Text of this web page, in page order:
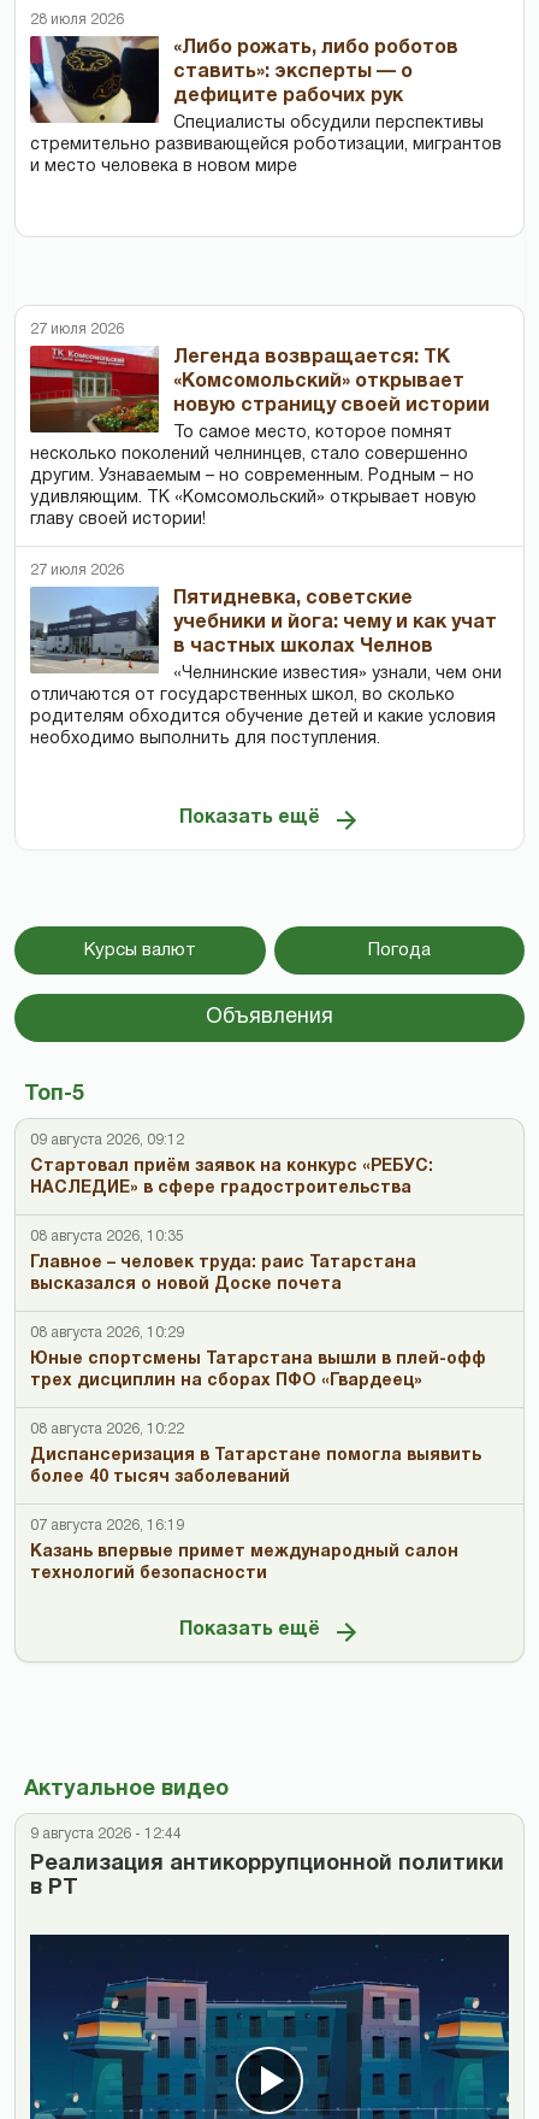
28 июля 2026
«Либо рожать, либо роботов
ставить»: эксперты — о
дефиците рабочих рук
Специалисты обсудили перспективы
стремительно развивающейся роботизации, мигрантов
и место человека в новом мире
27 июля 2026
Легенда возвращается: ТК
«Комсомольский» открывает
новую страницу своей истории
То самое место, которое помнят
несколько поколений челнинцев, стало совершенно
другим. Узнаваемым – но современным. Родным – но
удивляющим. ТК «Комсомольский» открывает новую
главу своей истории!
27 июля 2026
Пятидневка, советские
учебники и йога: чему и как учат
в частных школах Челнов
«Челнинские известия» узнали, чем они
отличаются от государственных школ, во сколько
родителям обходится обучение детей и какие условия
необходимо выполнить для поступления.
Показать ещё
Курсы валют Погода
Объявления
Топ-5
09 августа 2026, 09:12
Стартовал приём заявок на конкурс «РЕБУС:
НАСЛЕДИЕ» в сфере градостроительства
08 августа 2026, 10:35
Главное – человек труда: раис Татарстана
высказался о новой Доске почета
08 августа 2026, 10:29
Юные спортсмены Татарстана вышли в плей-офф
трех дисциплин на сборах ПФО «Гвардеец»
08 августа 2026, 10:22
Диспансеризация в Татарстане помогла выявить
более 40 тысяч заболеваний
07 августа 2026, 16:19
Казань впервые примет международный салон
технологий безопасности
Показать ещё
Актуальное видео
9 августа 2026 - 12:44
Реализация антикоррупционной политики
в РТ